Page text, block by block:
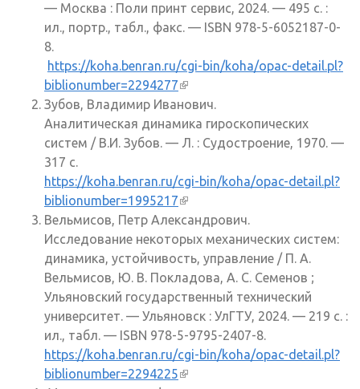
— Москва : Поли принт сервис, 2024. — 495 с. :
ил., портр., табл., факс. — ISBN 978-5-6052187-0-
8.
https://koha.benran.ru/cgi-bin/koha/opac-detail.pl?
biblionumber=2294277(внешняя ссылка)
Зубов, Владимир Иванович.
Аналитическая динамика гироскопических
систем / В.И. Зубов. — Л. : Судостроение, 1970. —
317 с.
https://koha.benran.ru/cgi-bin/koha/opac-detail.pl?
biblionumber=1995217(внешняя ссылка)
Вельмисов, Петр Александрович.
Исследование некоторых механических систем:
динамика, устойчивость, управление / П. А.
Вельмисов, Ю. В. Покладова, А. С. Семенов ;
Ульяновский государственный технический
университет. — Ульяновск : УлГТУ, 2024. — 219 с. :
ил., табл. — ISBN 978-5-9795-2407-8.
https://koha.benran.ru/cgi-bin/koha/opac-detail.pl?
biblionumber=2294225(внешняя ссылка)